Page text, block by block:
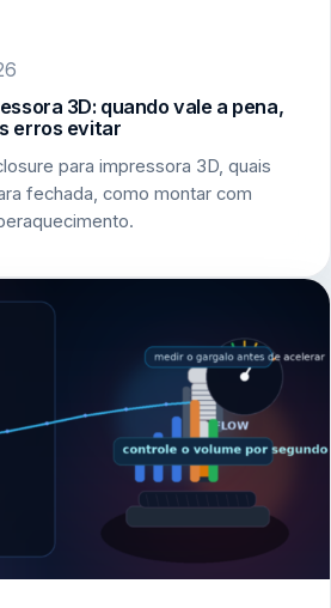
3D: quando vale a pena,
erros evitar
para impressora 3D, quais
fechada, como montar com